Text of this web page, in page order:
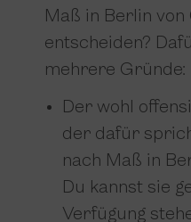
Maß in Berlin von
entscheiden?
mehrere Gründe:
Der wohl
der dafür
nach Maß in
Du kannst sie
Verfügung